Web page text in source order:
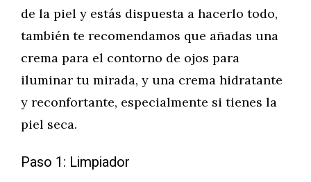
de la piel y estás dispuesta a hacerlo todo,
también te recomendamos que añadas una
crema para el contorno de ojos para
iluminar tu mirada, y una crema hidratante
y reconfortante, especialmente si tienes la
piel seca.
Paso 1: Limpiador